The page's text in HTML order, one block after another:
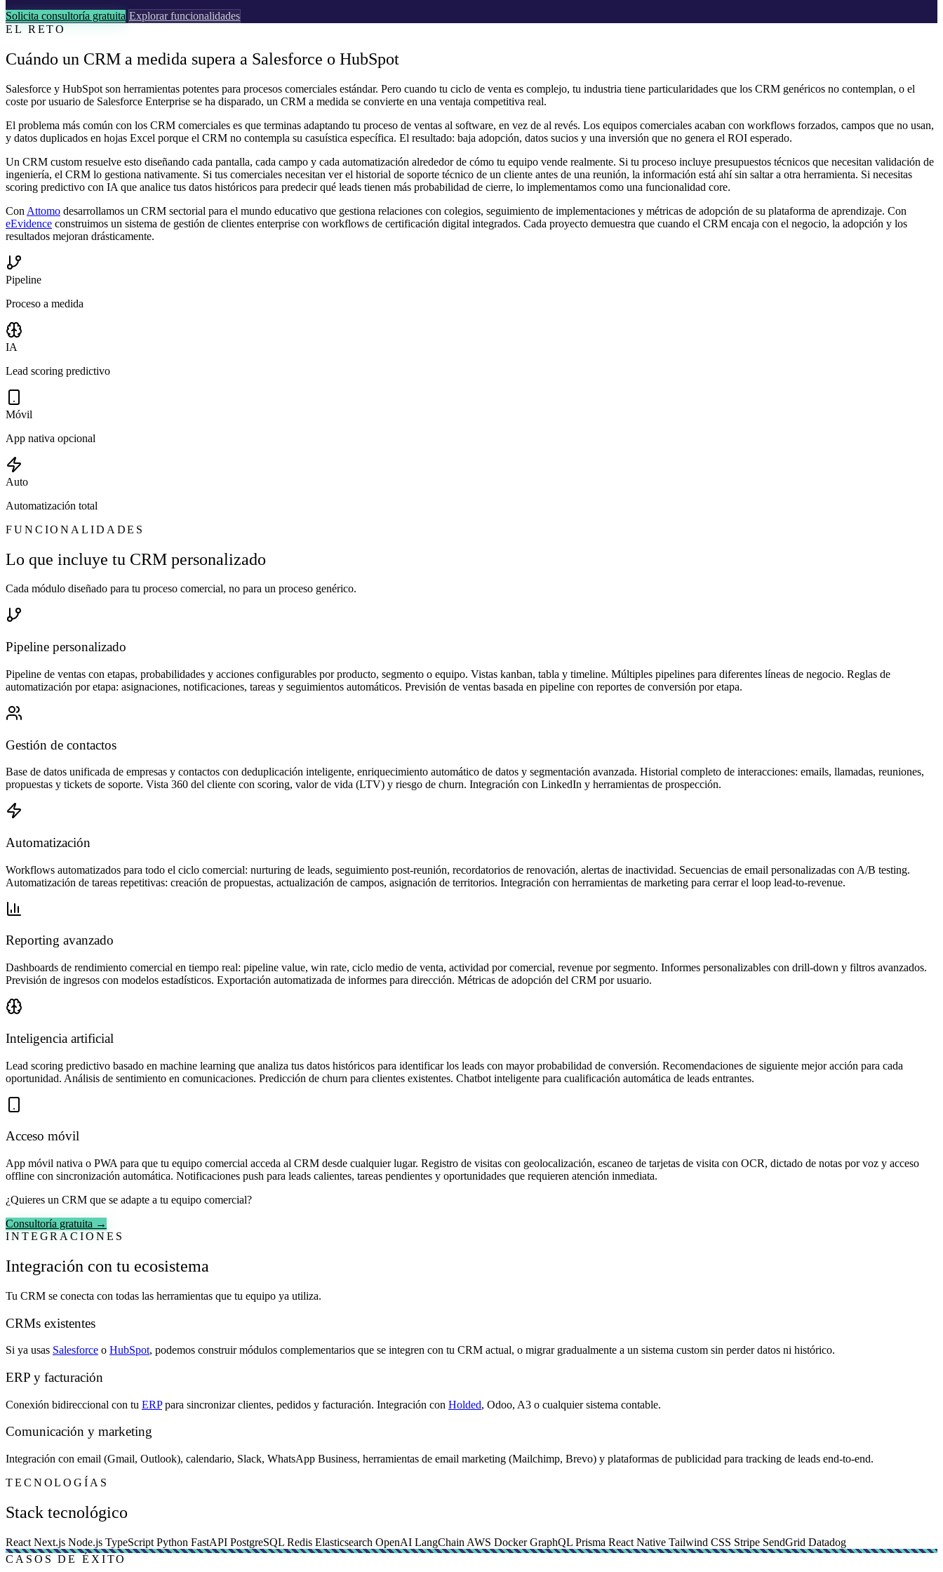
Solicita consultoría gratuita Explorar funcionalidades
EL RETO
Cuándo un CRM a medida supera a Salesforce o HubSpot
Salesforce y HubSpot son herramientas potentes para procesos comerciales estándar. Pero cuando tu ciclo de venta es complejo, tu industria tiene particularidades que los CRM genéricos no contemplan, o el
coste por usuario de Salesforce Enterprise se ha disparado, un CRM a medida se convierte en una ventaja competitiva real.
El problema más común con los CRM comerciales es que terminas adaptando tu proceso de ventas al software, en vez de al revés. Los equipos comerciales acaban con workflows forzados, campos que no usan,
y datos duplicados en hojas Excel porque el CRM no contempla su casuística específica. El resultado: baja adopción, datos sucios y una inversión que no genera el ROI esperado.
Un CRM custom resuelve esto diseñando cada pantalla, cada campo y cada automatización alrededor de cómo tu equipo vende realmente. Si tu proceso incluye presupuestos técnicos que necesitan validación de
ingeniería, el CRM lo gestiona nativamente. Si tus comerciales necesitan ver el historial de soporte técnico de un cliente antes de una reunión, la información está ahí sin saltar a otra herramienta. Si necesitas
scoring predictivo con IA que analice tus datos históricos para predecir qué leads tienen más probabilidad de cierre, lo implementamos como una funcionalidad core.
Con Attomo desarrollamos un CRM sectorial para el mundo educativo que gestiona relaciones con colegios, seguimiento de implementaciones y métricas de adopción de su plataforma de aprendizaje. Con
eEvidence construimos un sistema de gestión de clientes enterprise con workflows de certificación digital integrados. Cada proyecto demuestra que cuando el CRM encaja con el negocio, la adopción y los
resultados mejoran drásticamente.
Pipeline
Proceso a medida
IA
Lead scoring predictivo
Móvil
App nativa opcional
Auto
Automatización total
FUNCIONALIDADES
Lo que incluye tu CRM personalizado
Cada módulo diseñado para tu proceso comercial, no para un proceso genérico.
Pipeline personalizado
Pipeline de ventas con etapas, probabilidades y acciones configurables por producto, segmento o equipo. Vistas kanban, tabla y timeline. Múltiples pipelines para diferentes líneas de negocio. Reglas de
automatización por etapa: asignaciones, notificaciones, tareas y seguimientos automáticos. Previsión de ventas basada en pipeline con reportes de conversión por etapa.
Gestión de contactos
Base de datos unificada de empresas y contactos con deduplicación inteligente, enriquecimiento automático de datos y segmentación avanzada. Historial completo de interacciones: emails, llamadas, reuniones,
propuestas y tickets de soporte. Vista 360 del cliente con scoring, valor de vida (LTV) y riesgo de churn. Integración con LinkedIn y herramientas de prospección.
Automatización
Workflows automatizados para todo el ciclo comercial: nurturing de leads, seguimiento post-reunión, recordatorios de renovación, alertas de inactividad. Secuencias de email personalizadas con A/B testing.
Automatización de tareas repetitivas: creación de propuestas, actualización de campos, asignación de territorios. Integración con herramientas de marketing para cerrar el loop lead-to-revenue.
Reporting avanzado
Dashboards de rendimiento comercial en tiempo real: pipeline value, win rate, ciclo medio de venta, actividad por comercial, revenue por segmento. Informes personalizables con drill-down y filtros avanzados.
Previsión de ingresos con modelos estadísticos. Exportación automatizada de informes para dirección. Métricas de adopción del CRM por usuario.
Inteligencia artificial
Lead scoring predictivo basado en machine learning que analiza tus datos históricos para identificar los leads con mayor probabilidad de conversión. Recomendaciones de siguiente mejor acción para cada
oportunidad. Análisis de sentimiento en comunicaciones. Predicción de churn para clientes existentes. Chatbot inteligente para cualificación automática de leads entrantes.
Acceso móvil
App móvil nativa o PWA para que tu equipo comercial acceda al CRM desde cualquier lugar. Registro de visitas con geolocalización, escaneo de tarjetas de visita con OCR, dictado de notas por voz y acceso
offline con sincronización automática. Notificaciones push para leads calientes, tareas pendientes y oportunidades que requieren atención inmediata.
¿Quieres un CRM que se adapte a tu equipo comercial?
Consultoría gratuita →
INTEGRACIONES
Integración con tu ecosistema
Tu CRM se conecta con todas las herramientas que tu equipo ya utiliza.
CRMs existentes
Si ya usas Salesforce o HubSpot, podemos construir módulos complementarios que se integren con tu CRM actual, o migrar gradualmente a un sistema custom sin perder datos ni histórico.
ERP y facturación
Conexión bidireccional con tu ERPpara sincronizar clientes, pedidos y facturación. Integración con Holded, Odoo, A3 o cualquier sistema contable.
Comunicación y marketing
Integración con email (Gmail, Outlook), calendario, Slack, WhatsApp Business, herramientas de email marketing (Mailchimp, Brevo) y plataformas de publicidad para tracking de leads end-to-end.
TECNOLOGÍAS
Stack tecnológico
React Next.js Node.js TypeScript Python FastAPI PostgreSQL Redis Elasticsearch OpenAI LangChain AWS DockerGraphQL Prisma React Native Tailwind CSS Stripe SendGrid Datadog
CASOS DE ÉXITO